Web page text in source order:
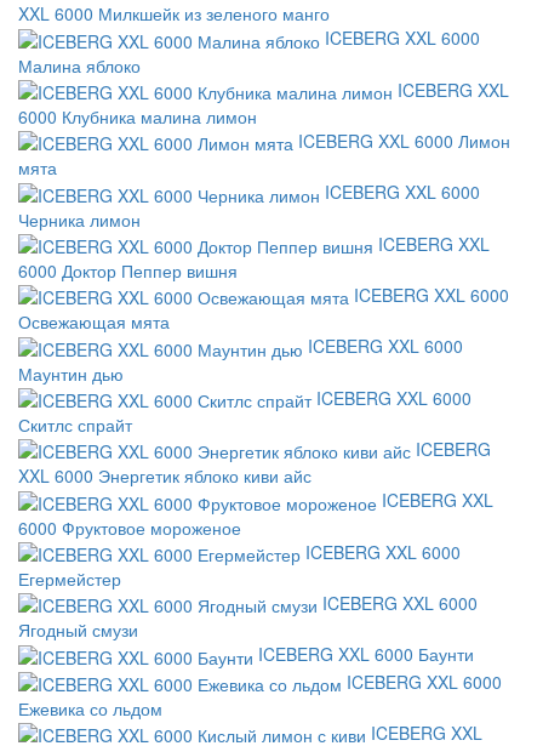
XXL 6000 Милкшейк из зеленого манго
ICEBERG XXL 6000
Малина яблоко
ICEBERG XXL
6000 Клубника малина лимон
ICEBERG XXL 6000 Лимон
мята
ICEBERG XXL 6000
Черника лимон
ICEBERG XXL
6000 Доктор Пеппер вишня
ICEBERG XXL 6000
Освежающая мята
ICEBERG XXL 6000
Маунтин дью
ICEBERG XXL 6000
Скитлс спрайт
ICEBERG
XXL 6000 Энергетик яблоко киви айс
ICEBERG XXL
6000 Фруктовое мороженое
ICEBERG XXL 6000
Егермейстер
ICEBERG XXL 6000
Ягодный смузи
ICEBERG XXL 6000 Баунти
ICEBERG XXL 6000
Ежевика со льдом
ICEBERG XXL